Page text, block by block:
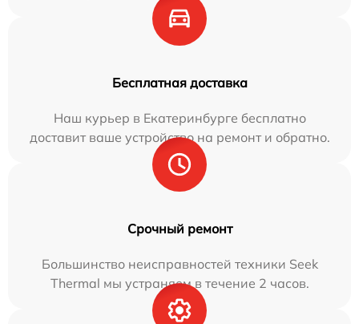
Бесплатная доставка
Наш курьер в Екатеринбурге бесплатно
доставит ваше устройство на ремонт и обратно.
Срочный ремонт
Большинство неисправностей техники Seek
Thermal мы устраняем в течение 2 часов.